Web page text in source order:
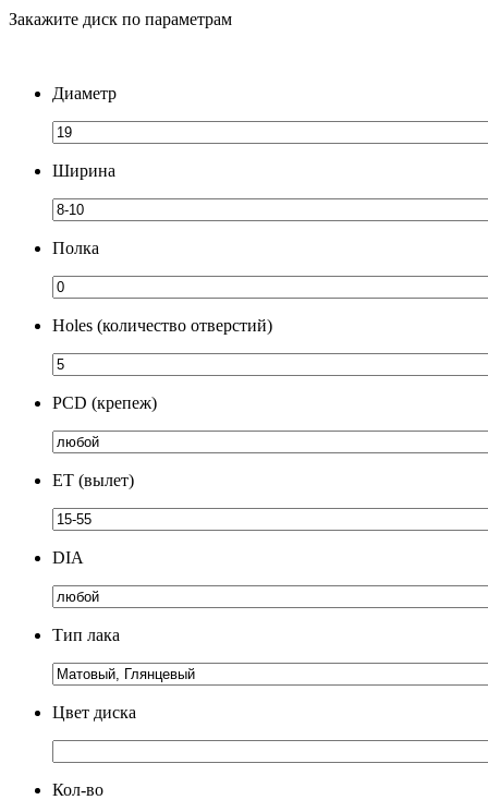
Закажите диск по параметрам
Диаметр
Ширина
Полка
Holes (количество отверстий)
PCD (крепеж)
ЕТ (вылет)
DIA
Тип лака
Цвет диска
Кол-во